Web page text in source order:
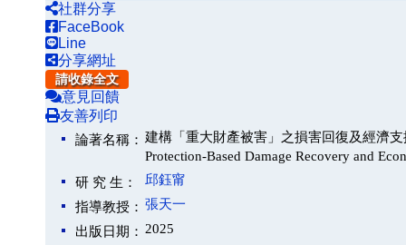
社群分享
FaceBook
Line
分享網址
請收錄全文
意見回饋
友善列印
論著名稱： 建構「重大財產被害」之損害回復及經濟
Protection-Based Damage Recovery and
研 究 生：
邱鈺甯
指導教授： 張天一
出版日期： 2025